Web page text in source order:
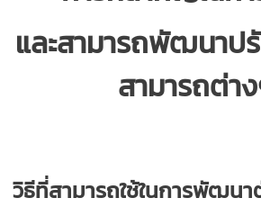
และสามารถพัฒนาป
สามารถต่า
ดังนั้นนี่
วิธีที่สามารถใช้ในการพัฒนา